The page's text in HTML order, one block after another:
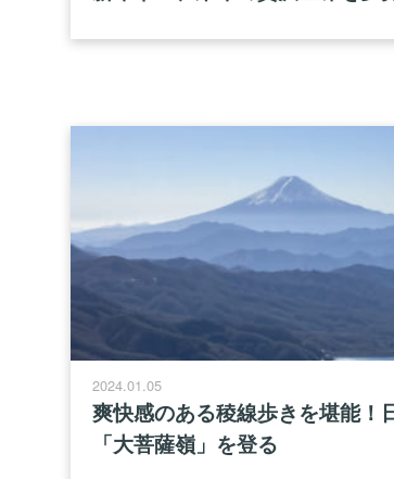
2024.01.05
爽快感のある稜線歩きを堪能！
「大菩薩嶺」を登る